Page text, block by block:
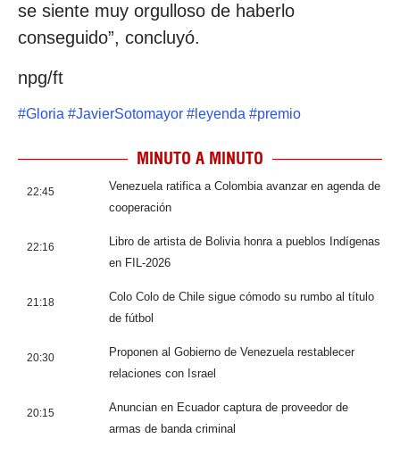
se siente muy orgulloso de haberlo
conseguido”, concluyó.
npg/ft
#Gloria #JavierSotomayor # leyenda #premio
MINUTO A MINUTO
22:45
Venezuela ratifica a Colombia avanzar en agenda de
cooperación
22:16
Libro de artista de Bolivia honra a pueblos Indígenas
en FIL-2026
21:18
Colo Colo de Chile sigue cómodo su rumbo al título
de fútbol
20:30
Proponen al Gobierno de Venezuela restablecer
relaciones con Israel
20:15
Anuncian en Ecuador captura de proveedor de
armas de banda criminal